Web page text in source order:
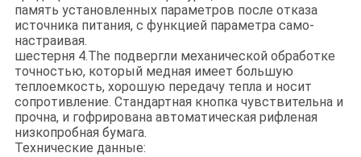
память установленных параметров после отказа
источника питания, с функцией параметра само-
настраивая.
шестерня 4.The подвергли механической обработке
точностью, который медная имеет большую
теплоемкость, хорошую передачу тепла и носит
сопротивление. Стандартная кнопка чувствительна и
прочна, и гофрирована автоматическая рифленая
низкопробная бумага.
Технические данные: